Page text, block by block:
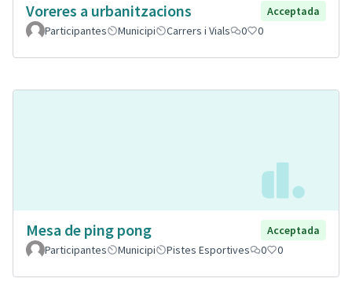
Voreres a urbanitzacions
Acceptada
Participantes
Municipi Carrers i Vials 0 0
Mesa de ping pong
Acceptada
Participantes
Municipi Pistes Esportives 0 0